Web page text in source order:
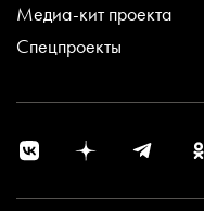
Медиа-кит проекта
Спецпроекты